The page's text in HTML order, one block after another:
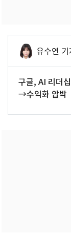
유수연 기
구글, AI 리더
→수익화 압박